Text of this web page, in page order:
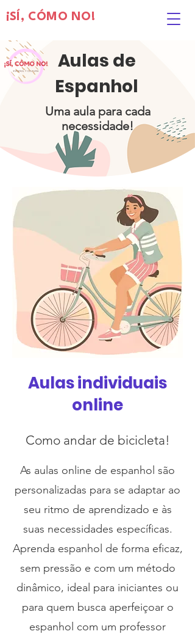
¡SÍ, CÓMO NO!
Aulas de
Espanhol
Uma aula para cada
necessidade!
Aulas individuais
online
Como andar de bicicleta!
As aulas online de espanhol são
personalizadas para se adaptar ao
seu ritmo de aprendizado e às
suas necessidades específicas.
Aprenda espanhol de forma eficaz,
sem pressão e com um método
dinâmico, ideal para iniciantes ou
para quem busca aperfeiçoar o
espanhol com um professor